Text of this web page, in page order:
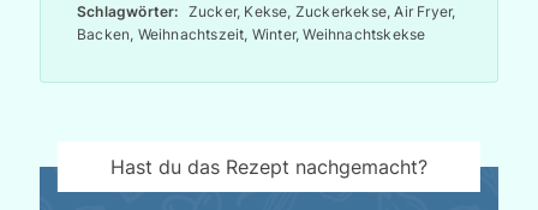
Schlagwörter: Zucker, Kekse, Zuckerkekse, Air Fryer,
Backen, Weihnachtszeit, Winter, Weihnachtskekse
Hast du das Rezept nachgemacht?